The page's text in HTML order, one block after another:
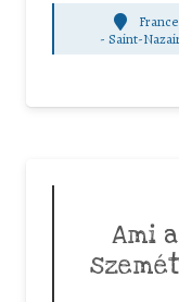
France
-Saint-
Ami